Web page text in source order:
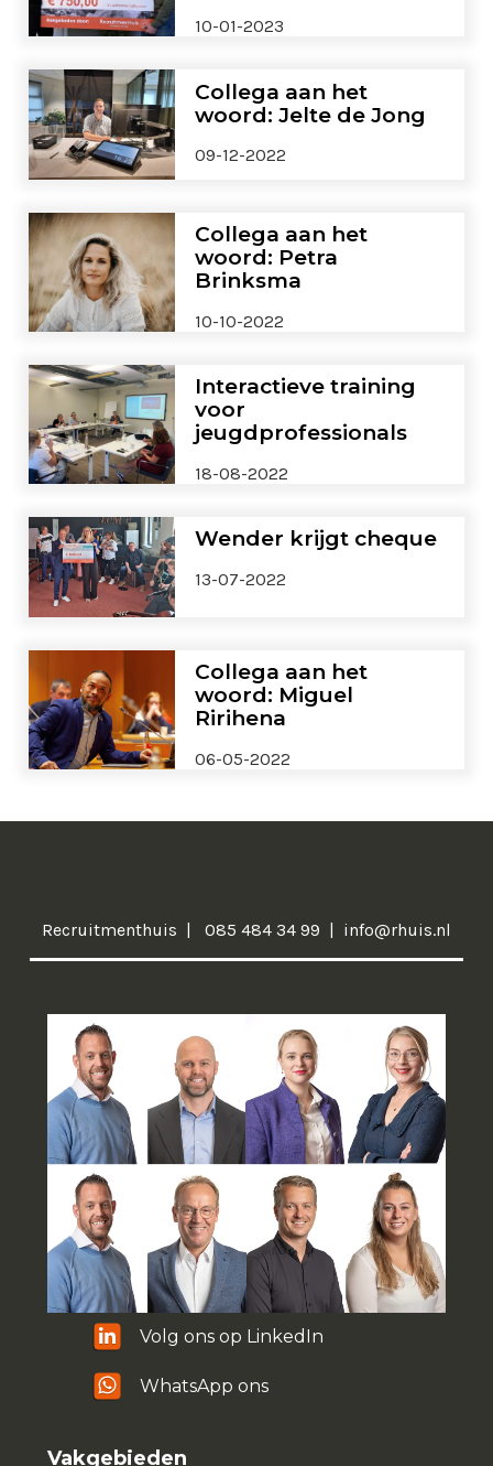
10-01-2023
Collega aan het
woord: Jelte de Jong
09-12-2022
Collega aan het
woord: Petra
Brinksma
10-10-2022
Interactieve training
voor
jeugdprofessionals
18-08-2022
Wender krijgt cheque
13-07-2022
Collega aan het
woord: Miguel
Ririhena
06-05-2022
Recruitmenthuis 085 484 34 99 info@rhuis.nl
Volg ons op LinkedIn
WhatsApp ons
Vakgebieden